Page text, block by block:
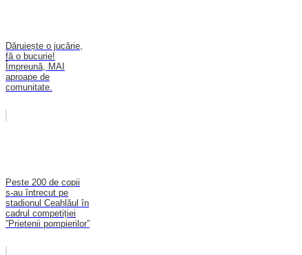
Dăruiește o jucărie,
fă o bucurie!
Împreună, MAI
aproape de
comunitate.
Peste 200 de copii
s-au întrecut pe
stadionul Ceahlăul în
cadrul competiției
”Prietenii pompierilor”